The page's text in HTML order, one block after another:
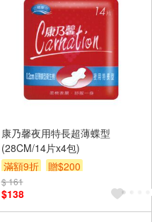
康乃馨夜用特長超薄蝶型
(28CM/14片x4包)
滿額9折
贈$200
$ 161
$138